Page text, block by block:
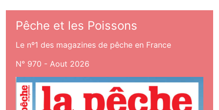
Pêche et les Poissons
Le nº1 des magazines de pêche en France
N° 970 - Aout 2026